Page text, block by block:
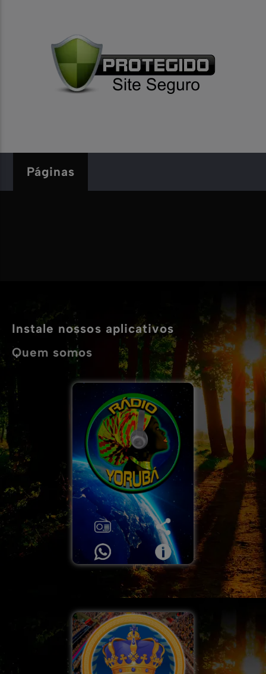
Páginas
Instale nossos aplicativos
Quem somos